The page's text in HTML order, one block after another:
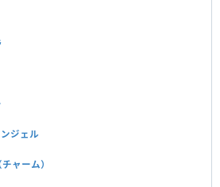
ジェル
ャーム）